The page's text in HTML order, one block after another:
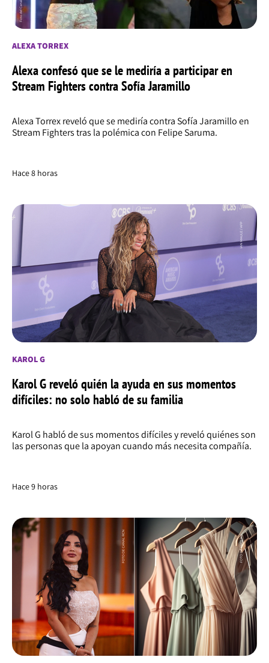
ALEXA TORREX
Alexa confesó que se le mediría a participar en
Stream Fighters contra Sofía Jaramillo
Alexa Torrex reveló que se mediría contra Sofía Jaramillo en
Stream Fighters tras la polémica con Felipe Saruma.
Hace 8 horas
KAROL G
Karol G reveló quién la ayuda en sus momentos
difíciles: no solo habló de su familia
Karol G habló de sus momentos difíciles y reveló quiénes son
las personas que la apoyan cuando más necesita compañía.
Hace 9 horas